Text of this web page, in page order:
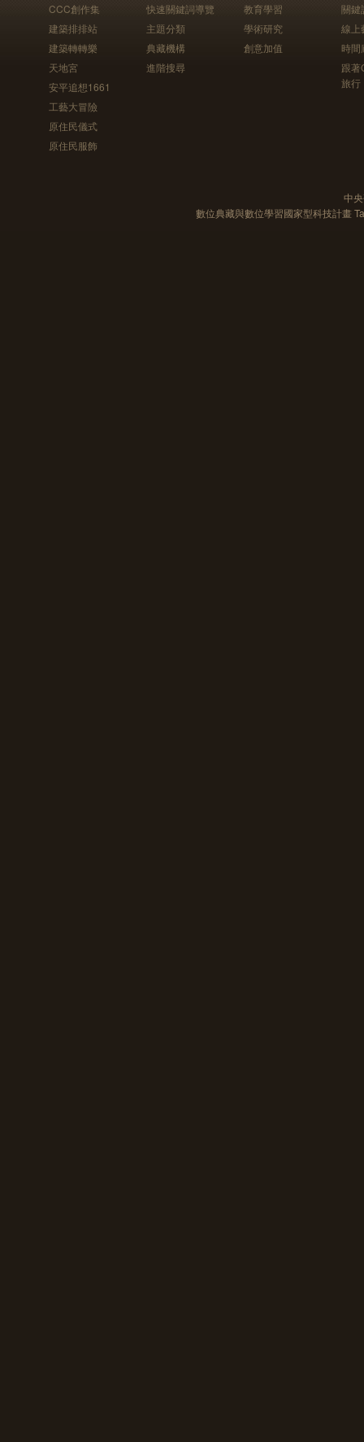
CCC創作集
建築排排站
建築轉轉樂
天地宮
安平追想1661
工藝大冒險
原住民儀式
原住民服飾
快速關鍵詞導覽
主題分類
典藏機構
進階搜尋
教育學習
學術研究
創意加值
關鍵
線上
時間
跟
旅行
中
數位典藏與數位學習國家型科技計畫